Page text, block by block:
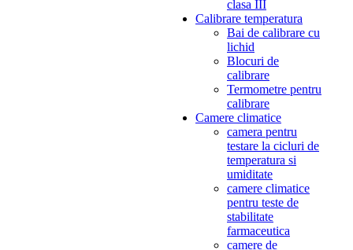
clasa III
Calibrare temperatura
Bai de calibrare cu
lichid
Blocuri de
calibrare
Termometre pentru
calibrare
Camere climatice
camera pentru
testare la cicluri de
temperatura si
umiditate
camere climatice
pentru teste de
stabilitate
farmaceutica
camere de